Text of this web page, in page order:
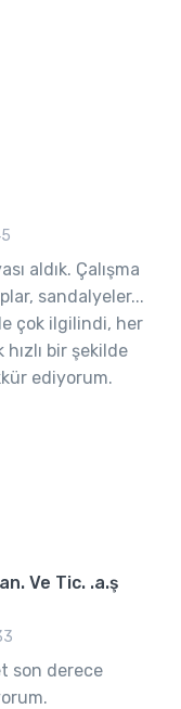
aldık. Çalışma
sandalyeler...
çok ilgilindi, her
bir şekilde
ediyorum.
Ve Tic. .a.ş
son derece